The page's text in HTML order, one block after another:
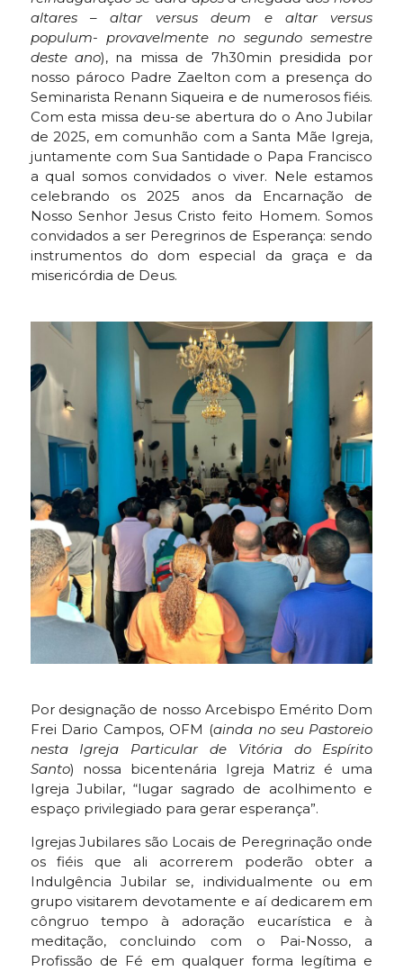
altares – altar versus deum e altar versus
populum- provavelmente no segundo semestre
deste ano), na missa de 7h30min presidida por
nosso pároco Padre Zaelton com a presença do
Seminarista Renann Siqueira e de numerosos fiéis.
Com esta missa deu-se abertura do o Ano Jubilar
de 2025, em comunhão com a Santa Mãe Igreja,
juntamente com Sua Santidade o Papa Francisco
a qual somos convidados o viver. Nele estamos
celebrando os 2025 anos da Encarnação de
Nosso Senhor Jesus Cristo feito Homem. Somos
convidados a ser Peregrinos de Esperança: sendo
instrumentos do dom especial da graça e da
misericórdia de Deus.
Por designação de nosso Arcebispo Emérito Dom
Frei Dario Campos, OFM (ainda no seu Pastoreio
nesta Igreja Particular de Vitória do Espírito
Santo) nossa bicentenária Igreja Matriz é uma
Igreja Jubilar, “lugar sagrado de acolhimento e
espaço privilegiado para gerar esperança”.
Igrejas Jubilares são Locais de Peregrinação onde
os fiéis que ali acorrerem poderão obter a
Indulgência Jubilar se, individualmente ou em
grupo visitarem devotamente e aí dedicarem em
côngruo tempo à adoração eucarística e à
meditação, concluindo com o Pai-Nosso, a
Profissão de Fé em qualquer forma legítima e